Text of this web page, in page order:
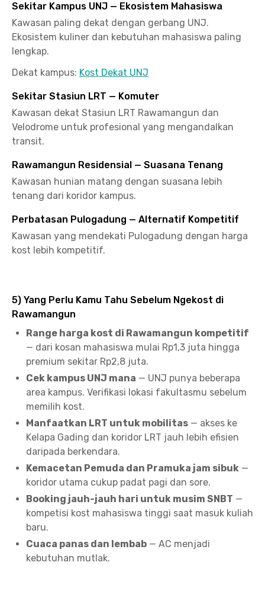
Sekitar Kampus UNJ — Ekosistem Mahasiswa
Kawasan paling dekat dengan gerbang UNJ.
Ekosistem kuliner dan kebutuhan mahasiswa paling
lengkap.
Dekat kampus: Kost Dekat UNJ
Sekitar Stasiun LRT — Komuter
Kawasan dekat Stasiun LRT Rawamangun dan
Velodrome untuk profesional yang mengandalkan
transit.
Rawamangun Residensial — Suasana Tenang
Kawasan hunian matang dengan suasana lebih
tenang dari koridor kampus.
Perbatasan Pulogadung — Alternatif Kompetitif
Kawasan yang mendekati Pulogadung dengan harga
kost lebih kompetitif.
5) Yang Perlu Kamu Tahu Sebelum Ngekost di
Rawamangun
Range harga kost di Rawamangun kompetitif
— dari kosan mahasiswa mulai Rp1,3 juta hingga
premium sekitar Rp2,8 juta.
Cek kampus UNJ mana — UNJ punya beberapa
area kampus. Verifikasi lokasi fakultasmu sebelum
memilih kost.
Manfaatkan LRT untuk mobilitas — akses ke
Kelapa Gading dan koridor LRT jauh lebih efisien
daripada berkendara.
Kemacetan Pemuda dan Pramuka jam sibuk —
koridor utama cukup padat pagi dan sore.
Booking jauh-jauh hari untuk musim SNBT —
kompetisi kost mahasiswa tinggi saat masuk kuliah
baru.
Cuaca panas dan lembab — AC menjadi
kebutuhan mutlak.